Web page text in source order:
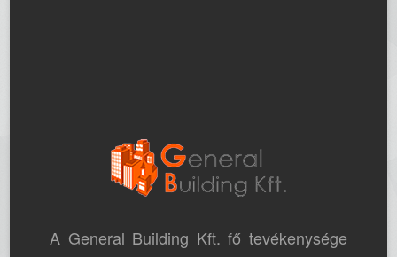
A General Building Kft. fő tevékenysége